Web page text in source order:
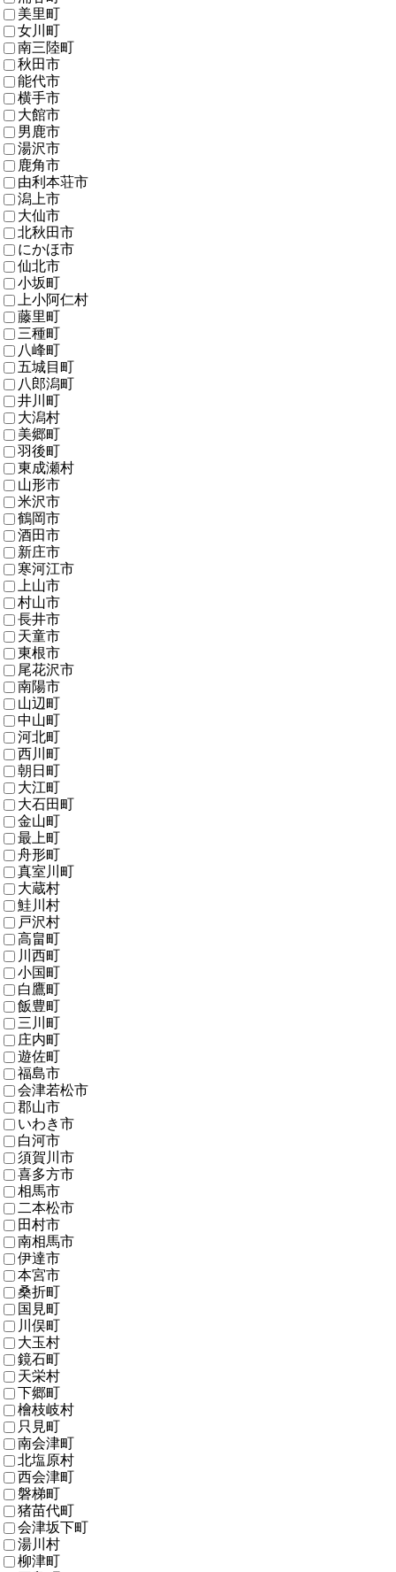
美里町
女川町
南三陸町
秋田市
能代市
横手市
大館市
男鹿市
湯沢市
鹿角市
由利本荘市
潟上市
大仙市
北秋田市
にかほ市
仙北市
小坂町
上小阿仁村
藤里町
三種町
八峰町
五城目町
八郎潟町
井川町
大潟村
美郷町
羽後町
東成瀬村
山形市
米沢市
鶴岡市
酒田市
新庄市
寒河江市
上山市
村山市
長井市
天童市
東根市
尾花沢市
南陽市
山辺町
中山町
河北町
西川町
朝日町
大江町
大石田町
金山町
最上町
舟形町
真室川町
大蔵村
鮭川村
戸沢村
高畠町
川西町
小国町
白鷹町
飯豊町
三川町
庄内町
遊佐町
福島市
会津若松市
郡山市
いわき市
白河市
須賀川市
喜多方市
相馬市
二本松市
田村市
南相馬市
伊達市
本宮市
桑折町
国見町
川俣町
大玉村
鏡石町
天栄村
下郷町
檜枝岐村
只見町
南会津町
北塩原村
西会津町
磐梯町
猪苗代町
会津坂下町
湯川村
柳津町